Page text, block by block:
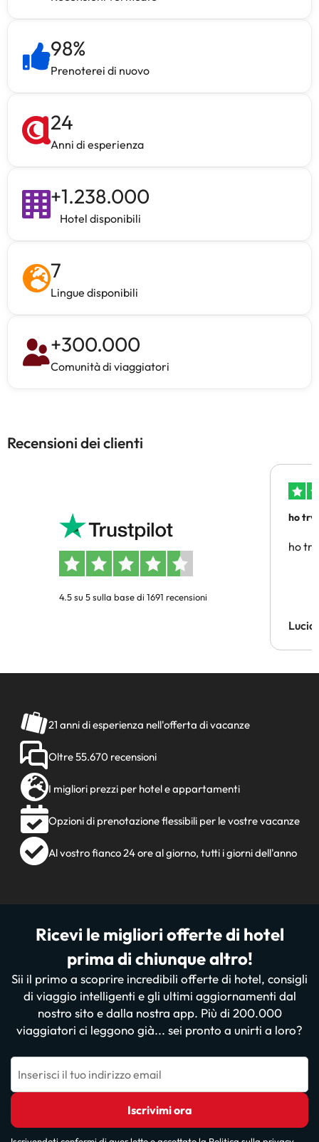
98%
Prenoterei di nuovo
24
Anni di esperienza
+1.238.000
Hotel disponibili
7
Lingue disponibili
+300.000
Comunità di viaggiatori
Recensioni dei clienti
4.5 su 5 sulla base di 1691 recensioni
ho
ho
Lucia
21 anni di esperienza nell'offerta di vacanze
Oltre 55.670 recensioni
I migliori prezzi per hotel e appartamenti
Opzioni di prenotazione flessibili per le vostre vacanze
Al vostro fianco 24 ore al giorno, tutti i giorni dell'anno
Ricevi le migliori offerte di hotel
prima di chiunque altro!
Sii il primo a scoprire incredibili offerte di hotel, consigli
di viaggio intelligenti e gli ultimi aggiornamenti dal
nostro sito e dalla nostra app. Più di 200.000
viaggiatori ci leggono già... sei pronto a unirti a loro?
Inserisci il tuo indirizzo email
Iscrivimi ora